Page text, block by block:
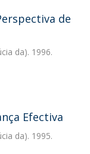
de
da). 1996.
Efectiva
da). 1995.